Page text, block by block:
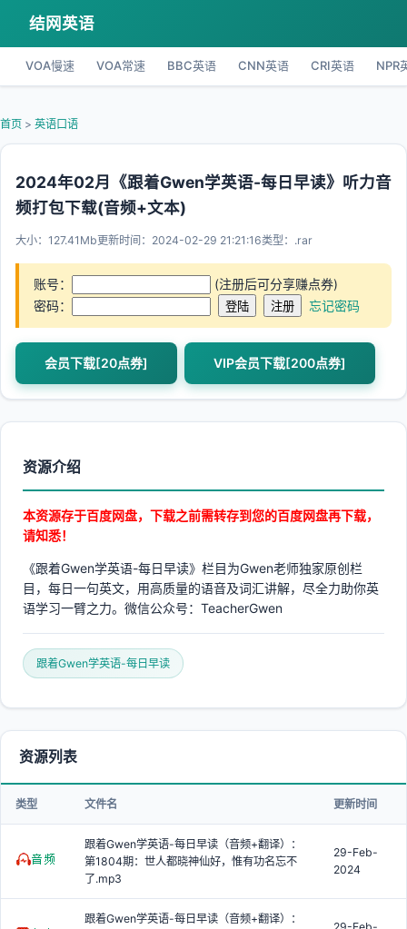
结网英语
VOA慢速 VOA常速 BBC英语 CNN英语 CRI英语 NPR
首页 > 英语口语
2024年02月《跟着Gwen学英语-每日早读》听力音
频打包下载(音频+文本)
大小：127.41Mb更新时间：2024-02-29 21:21:16类型：.rar
账号：
(注册后可分享赚点券)
密码：
忘记密码
会员下载[20点券] VIP会员下载[200点券]
资源介绍
本资源存于百度网盘，下载之前需转存到您的百度网盘再下载，
请知悉！
《跟着Gwen学英语-每日早读》栏目为Gwen老师独家原创栏
目，每日一句英文，用高质量的语音及词汇讲解，尽全力助你英
语学习一臂之力。微信公众号：TeacherGwen
跟着Gwen学英语-每日早读
资源列表
类型 文件名 更新时间
跟着Gwen学英语-每日早读（音频+翻译）：
第1804期：世人都晓神仙好，惟有功名忘不
了.mp3
29-Feb-
2024
跟着Gwen学英语-每日早读（音频+翻译）：